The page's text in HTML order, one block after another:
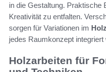
in die Gestaltung. Praktische
Kreativität zu entfalten.
sorgen für Variationen im
jedes Raumkonzept integriert
Holzarbeiten für